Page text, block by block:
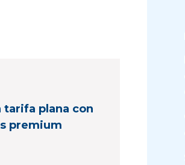
tarifa plana con
premium